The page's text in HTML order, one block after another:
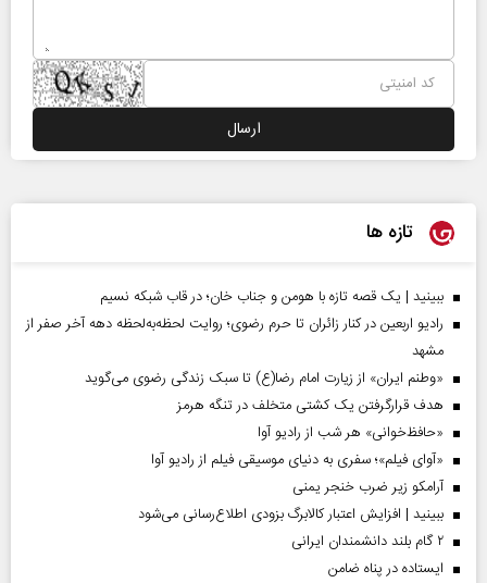
تازه ها
ببینید | یک قصه تازه با هومن و جناب‌ خان؛ در قاب شبکه نسیم
رادیو اربعین در کنار زائران تا حرم رضوی؛ روایت لحظه‌به‌لحظه دهه آخر صفر از
مشهد
«وطنم ایران» از زیارت امام رضا(ع) تا سبک زندگی رضوی می‌گوید
هدف قرارگرفتن یک کشتی متخلف در تنگه هرمز
«حافظ‌خوانی» هر شب از رادیو آوا
«آوای فیلم»؛ سفری به دنیای موسیقی فیلم از رادیو آوا
آرامکو زیر ضرب خنجر یمنی
ببینید | افزایش اعتبار کالابرگ بزودی اطلاع‌رسانی می‌شود
۲ گام بلند دانشمندان ایرانی
ایستاده در پناه ضامن